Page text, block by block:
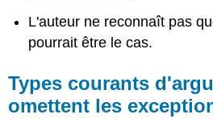
L'auteur ne reconnaît pas
pourrait être le cas.
Types courants
omettent les